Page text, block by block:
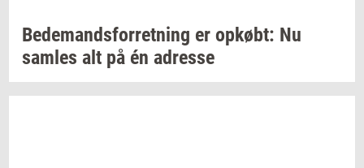
Be­de­mands­for­ret­ning er op­købt: Nu
sam­les alt på én adres­se